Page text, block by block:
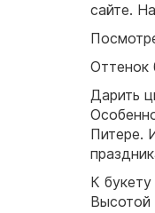
сайте.
Оттенок
Дарить
Питере.
К
Высотой